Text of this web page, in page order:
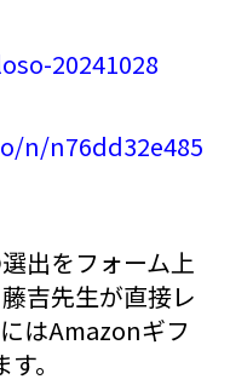
20241028
n/n76dd32e485
出をフォーム上
吉先生が直接レ
はAmazonギフ
。